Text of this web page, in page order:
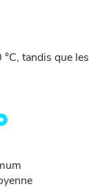
tandis que les